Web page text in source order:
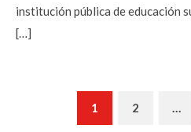
institución pública de educación
[…]
1 2 …